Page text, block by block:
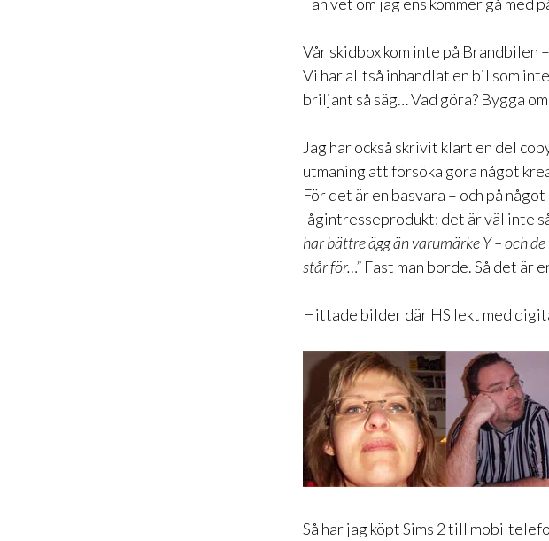
Vår skidbox kom inte på
Vi har alltså inhandlat en bil som
briljant så säg… Vad göra? Bygga
Jag har också skrivit klart en del
utmaning att försöka göra något
För det är en basvara – och på
lågintresseprodukt: det är väl inte
har bättre ägg än varumärke Y – och
står för…” Fast man borde. Så det är
Hittade bilder där HS lekt med
Så har jag köpt Sims 2 till